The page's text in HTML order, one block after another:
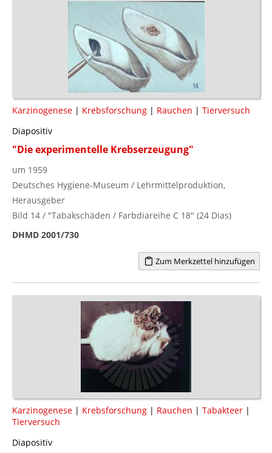
Karzinogenese | Krebsforschung | Rauchen | Tierversuch
Diapositiv
"Die experimentelle Krebserzeugung"
um 1959
Deutsches Hygiene-Museum / Lehrmittelproduktion,
Herausgeber
Bild 14 / "Tabakschäden / Farbdiareihe C 18" (24 Dias)
DHMD 2001/730
Zum Merkzettel hinzufügen
Karzinogenese | Krebsforschung | Rauchen | Tabakteer |
Tierversuch
Diapositiv